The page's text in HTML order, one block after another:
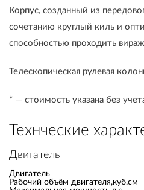
Корпус, созданный из
сочетанию круглый киль и
способностью проходить
Телескопическая рулевая
* — стоимость указана без
Технческие
Двигатель
Двигатель
Рабочий объём двигателя,куб.см